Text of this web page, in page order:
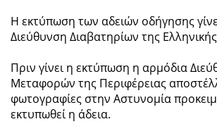
Η εκτύπωση των αδειών οδήγησης
Διεύθυνση Διαβατηρίων της
Πριν γίνει η εκτύπωση η αρμόδια
Μεταφορών της Περιφέρειας
φωτογραφίες στην Αστυνομία
εκτυπωθεί η άδεια.